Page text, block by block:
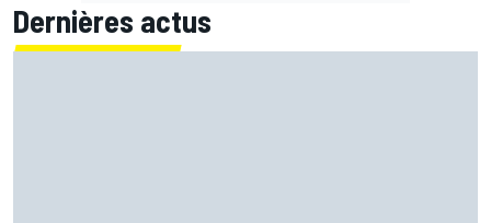
Dernières actus